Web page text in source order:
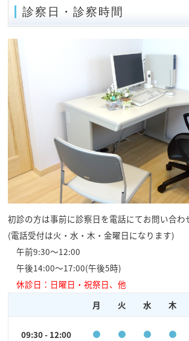
診察日・診察時間
初診の方は事前に診察日を電話にてお問い合わ
(電話受付は火・水・木・金曜日になります)
午前9:30～12:00
午後14:00～17:00(午後5時)
休診日：日曜日・祝祭日、他
月
火 水 木
09:30 - 12:00